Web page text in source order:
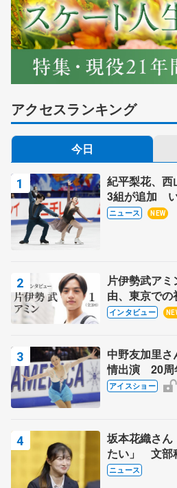
アクセスランキング
今日
紀平梨花、西
3組が追加
木下グループ杯
ニュース NEW
片伊勢武ア
由、東京で
目スケーター
インタビュー
中野友加里
情出演 20周
ス」 宮本賢
アイスショー
坂本花織さん
たい」 文部
代表謝辞
ニュース